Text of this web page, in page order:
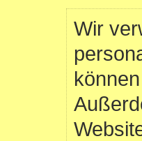
Wir